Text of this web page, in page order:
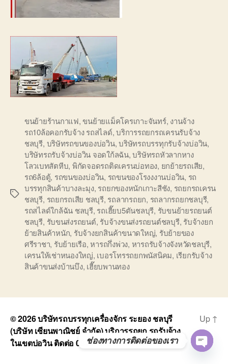
Tags
ขนย้ายร้านกาแฟ,ขนย้ายแม็คโครเกาะจันทร์, งานจ้าง
รถ10ล้อคอกรับจ้าง รถสไลด์,บริการรถยกรถเครนรับจ้าง
ชลบุรี, บริษัทรถขนของบ่อวิน,บริษัทรถบรรทุกรับจ้างบ่อวิน,
บริษัทรถรับจ้างบ่อวิน จอดใก้ลฉัน,บริษัทรถหัวลากหาง
โลวเบทสัตหีบ, พิกัดจอดรถติดเครนบ่อทอง, ยกย้ายรถเสีย,
รถ6ล้อตู้, รถขนของบ่อวิน, รถขนของโรงงงานบ่อวิน, รถ
บรรทุกสินค้าบางละมุง, รถยกของหนักเกาะสีชัง, รถยกรถเครน
ชลบุรี, รถยกรถเสีย ชลบุรี, รถลากรถยก, รถลากรถยกชลบุรี,
รถสไลด์ใกล้ฉัน ชลบุรี, รถเฮี๊ยบ5ตันชลบุรี, รับขนย้ายรถยนต์
ชลบุรี, รับขนส่งรถยนต์, รับจ้างขนส่งรถยนต์ชลบุรี, รับจ้างยก
ย้ายสินค้าหนัก, รับจ้างยกสินค้าขนาดใหญ่, รับย้ายของ
ศรีราชา, รับย้ายเรือ,หารถกึ่งพ่วง, หารถรับจ้างจังหวัดชลบุรี,
เครนให้เช่าหนองใหญ่, เบอรโทรรถยกพนัสนิคม, เรียกรับจ้าง
สินค้าขนส่งบ้านบึง, เฮี๊ยบพานทอง
© 2026บริษัทรถบรรทุกเครื่องจักร ระยอง ชลบุรี
(บริษัท เซียนพาณิชย์ จำกัด) บริการรถยก รถรับจ้าง
ในเขตบ่อวิน ติดต่อ 0818900005
Up ↑
ช่องทางการติดต่อของเรา
O